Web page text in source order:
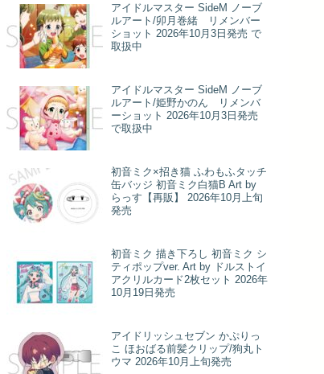
アイドルマスター SideM ノーブ
ルアート/卯月巻緒 リメンバー
ショット 2026年10月3日発売 で
取扱中
アイドルマスター SideM ノーブ
ルアート/姫野かのん リメンバ
ーショット 2026年10月3日発売
で取扱中
初音ミク×招き猫 ふわもふタッチ
缶バッジ 初音ミク白猫B Art by
らっす【再販】 2026年10月上旬
発売
初音ミク 描き下ろし 初音ミク シ
ティポップver. Art by ドルストイ
アクリルカード2枚セット 2026年
10月19日発売
アイドリッシュセブン かぷりっ
こ ほおばる前髪クリップ/狗丸ト
ウマ 2026年10月上旬発売